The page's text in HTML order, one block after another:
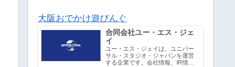
大阪おでかけ遊びんぐ
合同会社ユー・エス・ジェ
イ
ユー・エス・ジェイは、ユニバー
サル・スタジオ・ジャパンを運営
する企業です。会社情報、IR情